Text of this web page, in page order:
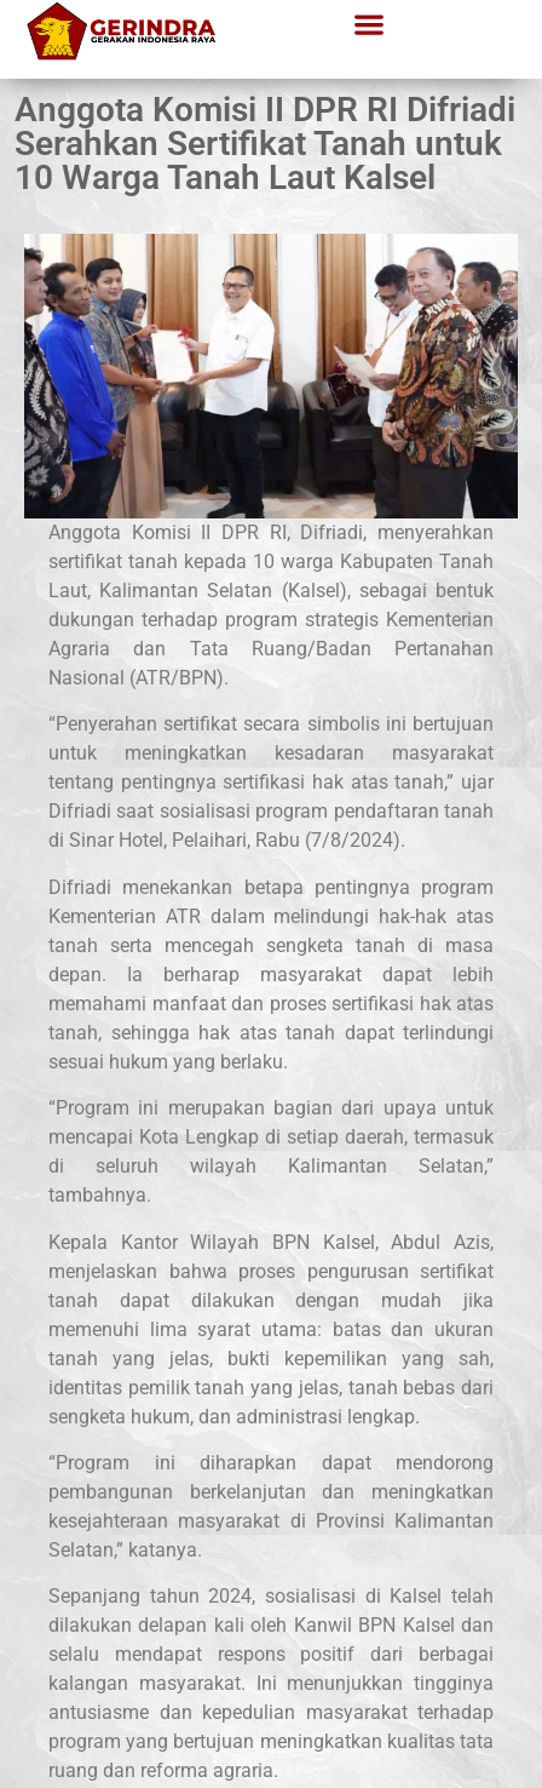
Anggota Komisi II DPR RI Difriadi
Serahkan Sertifikat Tanah untuk
10 Warga Tanah Laut Kalsel
Anggota Komisi II DPR RI, Difriadi, menyerahkan
sertifikat tanah kepada 10 warga Kabupaten Tanah
Laut, Kalimantan Selatan (Kalsel), sebagai bentuk
dukungan terhadap program strategis Kementerian
Agraria dan Tata Ruang/Badan Pertanahan
Nasional (ATR/BPN).
“Penyerahan sertifikat secara simbolis ini bertujuan
untuk meningkatkan kesadaran masyarakat
tentang pentingnya sertifikasi hak atas tanah,” ujar
Difriadi saat sosialisasi program pendaftaran tanah
di Sinar Hotel, Pelaihari, Rabu (7/8/2024).
Difriadi menekankan betapa pentingnya program
Kementerian ATR dalam melindungi hak-hak atas
tanah serta mencegah sengketa tanah di masa
depan. Ia berharap masyarakat dapat lebih
memahami manfaat dan proses sertifikasi hak atas
tanah, sehingga hak atas tanah dapat terlindungi
sesuai hukum yang berlaku.
“Program ini merupakan bagian dari upaya untuk
mencapai Kota Lengkap di setiap daerah, termasuk
di seluruh wilayah Kalimantan Selatan,”
tambahnya.
Kepala Kantor Wilayah BPN Kalsel, Abdul Azis,
menjelaskan bahwa proses pengurusan sertifikat
tanah dapat dilakukan dengan mudah jika
memenuhi lima syarat utama: batas dan ukuran
tanah yang jelas, bukti kepemilikan yang sah,
identitas pemilik tanah yang jelas, tanah bebas dari
sengketa hukum, dan administrasi lengkap.
“Program ini diharapkan dapat mendorong
pembangunan berkelanjutan dan meningkatkan
kesejahteraan masyarakat di Provinsi Kalimantan
Selatan,” katanya.
Sepanjang tahun 2024, sosialisasi di Kalsel telah
dilakukan delapan kali oleh Kanwil BPN Kalsel dan
selalu mendapat respons positif dari berbagai
kalangan masyarakat. Ini menunjukkan tingginya
antusiasme dan kepedulian masyarakat terhadap
program yang bertujuan meningkatkan kualitas tata
ruang dan reforma agraria.